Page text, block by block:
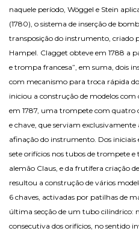
naquele período, Wöggel e Stein
(1780), o sistema de inserção de
transposição do instrumento, criado
Hampel. Clagget obteve em 1788 a
e trompa francesa”, em suma, dois
com mecanismo para troca rápida
iniciou a construção de modelos com
em 1787, uma trompete com quatro
e chave, que serviam exclusivamente
afinação do instrumento. Dos iniciais
sete orifícios nos tubos de trompete
alemão Claus, e da frutífera criação
resultou a construção de vários
6 chaves, activadas por patilhas de
última secção de um tubo cilíndrico:
consecutiva dos orifícios, no sentido